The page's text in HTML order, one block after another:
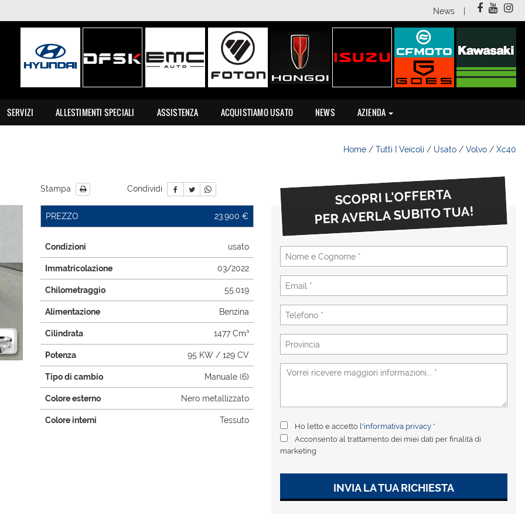
News
SERVIZI ALLESTIMENTI SPECIALI ASSISTENZA ACQUISTIAMO USATO NEWS AZIENDA
Home / Tutti I Veicoli / Usato / Volvo / Xc40
Stampa Condividi
PREZZO 23.900 €
Condizioni usato
Immatricolazione 03/2022
Chilometraggio 55.019
Alimentazione Benzina
Cilindrata 1477 Cm³
Potenza 95 KW / 129 CV
Tipo di cambio Manuale (6)
Colore esterno Nero metallizzato
Colore interni Tessuto
SCOPRI L'OFFERTA
PER AVERLA SUBITO TUA!
Ho letto e accetto l'informativa privacy *
Acconsento al trattamento dei miei dati per finalità di
marketing
INVIA LA TUA RICHIESTA